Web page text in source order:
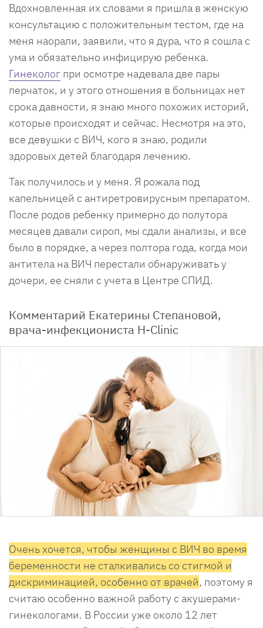
Вдохновленная их словами я пришла в женскую
консультацию с положительным тестом, где на
меня наорали, заявили, что я дура, что я сошла с
ума и обязательно инфицирую ребенка.
Гинеколог при осмотре надевала две пары
перчаток, и у этого отношения в больницах нет
срока давности, я знаю много похожих историй,
которые происходят и сейчас. Несмотря на это,
все девушки с ВИЧ, кого я знаю, родили
здоровых детей благодаря лечению.
Так получилось и у меня. Я рожала под
капельницей с антиретровирусным препаратом.
После родов ребенку примерно до полутора
месяцев давали сироп, мы сдали анализы, и все
было в порядке, а через полтора года, когда мои
антитела на ВИЧ перестали обнаруживать у
дочери, ее сняли с учета в Центре СПИД.
Комментарий Екатерины Степановой,
врача-инфекциониста H-Cliniс
Очень хочется, чтобы женщины с ВИЧ во время
беременности не сталкивались со стигмой и
дискриминацией, особенно от врачей, поэтому я
считаю особенно важной работу с акушерами-
гинекологами. В России уже около 12 лет